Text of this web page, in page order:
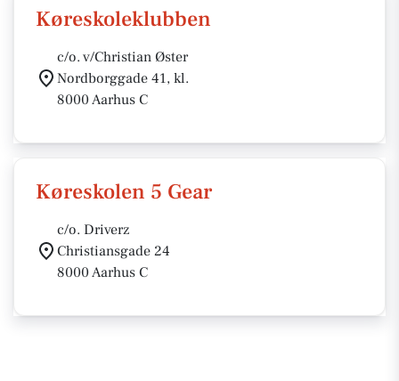
Køreskoleklubben
c/o. v/Christian Øster
Nordborggade 41, kl.
8000 Aarhus C
Køreskolen 5 Gear
c/o. Driverz
Christiansgade 24
8000 Aarhus C